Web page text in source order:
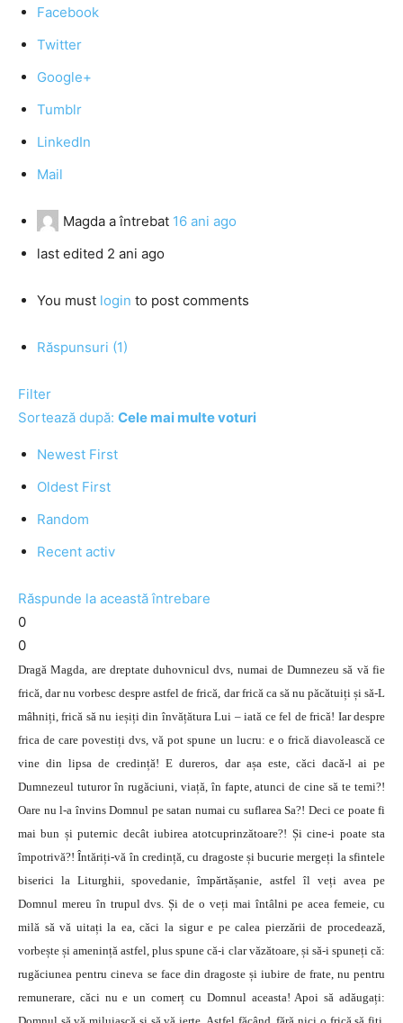
Facebook
Twitter
Google+
Tumblr
LinkedIn
Mail
Magda a întrebat 16 ani ago
last edited 2 ani ago
You must login to post comments
Răspunsuri (1)
Filter
Sortează după: Cele mai multe voturi
Newest First
Oldest First
Random
Recent activ
Răspunde la această întrebare
0
0
Dragă Magda, are dreptate duhovnicul dvs, numai de Dumnezeu să vă fie
frică, dar nu vorbesc despre astfel de frică, dar frică ca să nu păcătuiți și să-L
mâhniți, frică să nu ieșiți din învățătura Lui – iată ce fel de frică! Iar despre
frica de care povestiți dvs, vă pot spune un lucru: e o frică diavolească ce
vine din lipsa de credință! E dureros, dar așa este, căci dacă-l ai pe
Dumnezeul tuturor în rugăciuni, viață, în fapte, atunci de cine să te temi?!
Oare nu l-a învins Domnul pe satan numai cu suflarea Sa?! Deci ce poate fi
mai bun și puternic decât iubirea atotcuprinzătoare?! Și cine-i poate sta
împotrivă?! Întăriți-vă în credință, cu dragoste și bucurie mergeți la sfintele
biserici la Liturghii, spovedanie, împărtășanie, astfel îl veți avea pe
Domnul mereu în trupul dvs. Și de o veți mai întâlni pe acea femeie, cu
milă să vă uitați la ea, căci la sigur e pe calea pierzării de procedează,
vorbește și amenință astfel, plus spune că-i clar văzătoare, și să-i spuneți că:
rugăciunea pentru cineva se face din dragoste și iubire de frate, nu pentru
remunerare, căci nu e un comerț cu Domnul aceasta! Apoi să adăugați: